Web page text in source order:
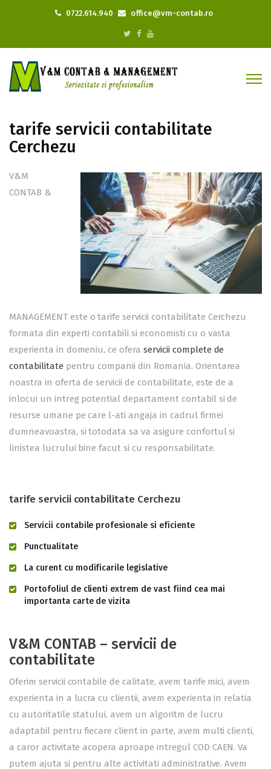
0722.614.940 office@vm-contab.ro
tarife servicii contabilitate
Cerchezu
V&M
CONTAB &
MANAGEMENT este o tarife servicii contabilitate Cerchezu
formata din experti contabili si economisti cu o vasta
experienta in domeniu, ce oferaservicii complete de
contabilitate pentru companii din Romania. Orientarea
noastra in oferta de servicii de contabilitate, este de a
inlocui un intreg potential departament contabil si de
resurse umane pe care l-ati angaja in cadrul firmei
dumneavoastra, si totodata sa va asigure confortul si
linistea lucrului bine facut si cu responsabilitate.
tarife servicii contabilitate Cerchezu
Servicii contabile profesionale si eficiente
Punctualitate
La curent cu modificarile legislative
Portofoliul de clienti extrem de vast fiind cea mai
importanta carte de vizita
V&M CONTAB – servicii de
contabilitate
Oferim servicii contabile de calitate, avem tarife mici, avem
experienta in a lucra cu clientii, avem experienta in relatia
cu autoritatile statului, avem un algoritm de lucru
adaptabil pentru fiecare client in parte, avem multi clienti,
a caror activitate acopera aproape intregul COD CAEN. Va
putem ajuta si pentru alte activitati administrative. Avem